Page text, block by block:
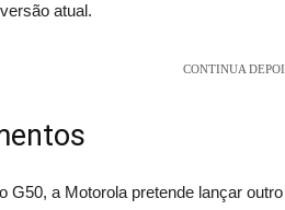
atual.
CONTINUA
G50, a Motorola pretende lançar